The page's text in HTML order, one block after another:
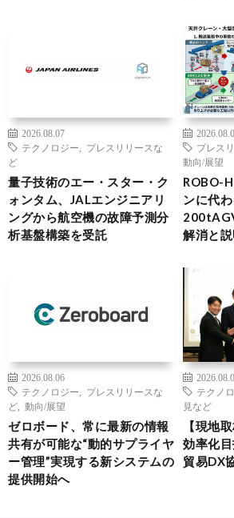
2026.08.07
テクノロジー
プレスリリースな
ど
量子技術のエー・スター・ク
ォンタム、JALエンジニアリ
ングから航空機の故障予測分
析基盤構築を受託
プレス
動向/展望
ROBO-
ンに代
解消と説
2026.08.06
テクノロジー
プレスリリースな
ど
動向/展望
ゼロボード、常に最新の情報
共有が可能な“動的サプライヤ
ー管理”実現する新システムの
提供開始へ
テクノ
見など
【現地
効率化
貿易DX